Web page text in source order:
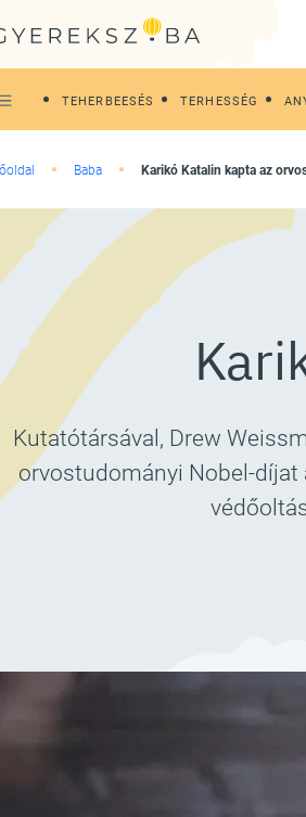
TEHERBEESÉS TERHESSÉG
Baba Karikó Katalin kapta az
Kutatótársával, Drew
orvostudományi Nobel-díjat